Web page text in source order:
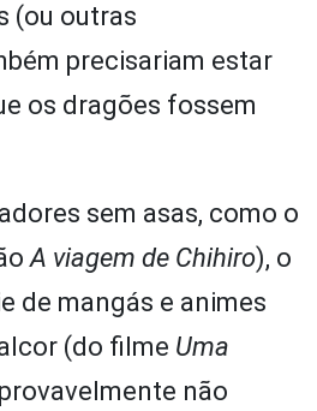
(ou outras
precisariam estar
os dragões fossem
sem asas, como o
A viagem de Chihiro), o
de mangás e animes
(do filme Uma
não